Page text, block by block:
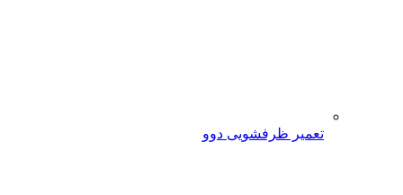
تعمیر ظرفشویی دوو